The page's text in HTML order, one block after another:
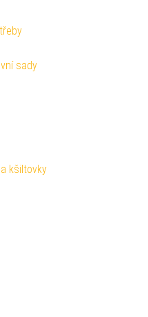
sady
kšiltovky